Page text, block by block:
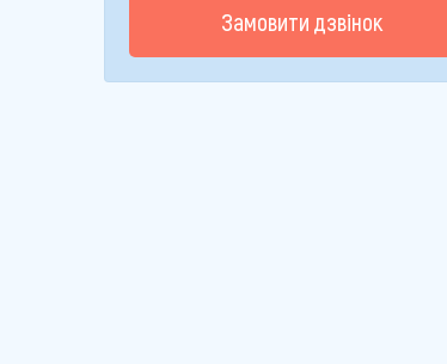
Замовити дзвінок